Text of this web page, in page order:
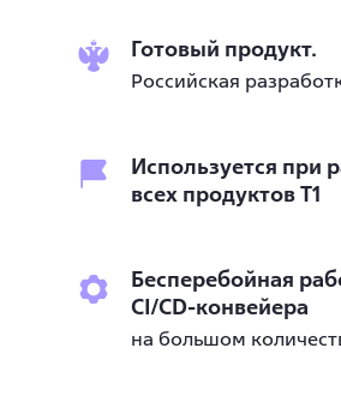
Готовый продукт.
Российская
Используется при
всех продуктов Т1
Бесперебойная
CI/CD-конвейера
на большом